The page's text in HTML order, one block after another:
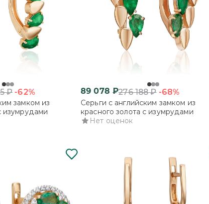
₽ -62%
замком из
изумрудами
89 078 ₽276 188₽ -68%
Серьги с английским замком из
красного золота с изумрудами
Нет оценок